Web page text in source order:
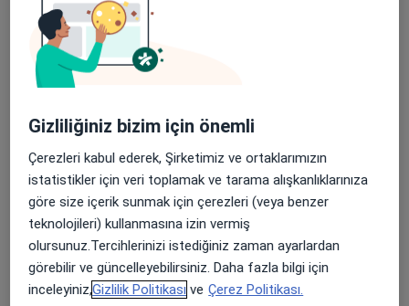
4 Boyutlu Ultrason
Amniosentez
Dilatasyon Ve Kürtaj
Doğum Kontrolde Hormonal Metodlar
Doğum Öncesi Eğitim Ve Doğuma Hazırlık
Dörtlü Tarama Testi
Gizliliğiniz bizim için önemli
Çerezleri kabul ederek, Şirketimiz ve ortaklarımızın
istatistikler için veri toplamak ve tarama alışkanlıklarınıza
göre size içerik sunmak için çerezleri (veya benzer
teknolojileri) kullanmasına izin vermiş
olursunuz.Tercihlerinizi istediğiniz zaman ayarlardan
görebilir ve güncelleyebilirsiniz. Daha fazla bilgi için
inceleyiniz,Gizlilik Politikası ve Çerez Politikası.